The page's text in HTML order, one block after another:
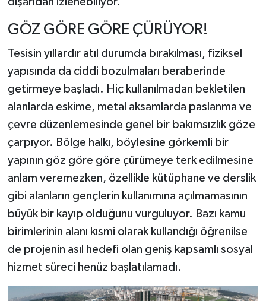
GÖZ GÖRE GÖRE ÇÜRÜYOR!
Tesisin yıllardır atıl durumda bırakılması, fiziksel
yapısında da ciddi bozulmaları beraberinde
getirmeye başladı. Hiç kullanılmadan bekletilen
alanlarda eskime, metal aksamlarda paslanma ve
çevre düzenlemesinde genel bir bakımsızlık göze
çarpıyor. Bölge halkı, böylesine görkemli bir
yapının göz göre göre çürümeye terk edilmesine
anlam veremezken, özellikle kütüphane ve derslik
gibi alanların gençlerin kullanımına açılmamasının
büyük bir kayıp olduğunu vurguluyor. Bazı kamu
birimlerinin alanı kısmi olarak kullandığı öğrenilse
de projenin asıl hedefi olan geniş kapsamlı sosyal
hizmet süreci henüz başlatılamadı.